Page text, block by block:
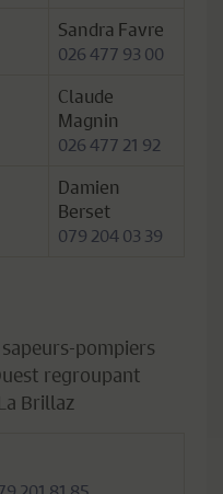
Sandra Favre
026 477 93 00
Claude
Magnin
026 477 21 92
Damien
Berset
079 204 03 39
pompiers
regroupant
Brillaz